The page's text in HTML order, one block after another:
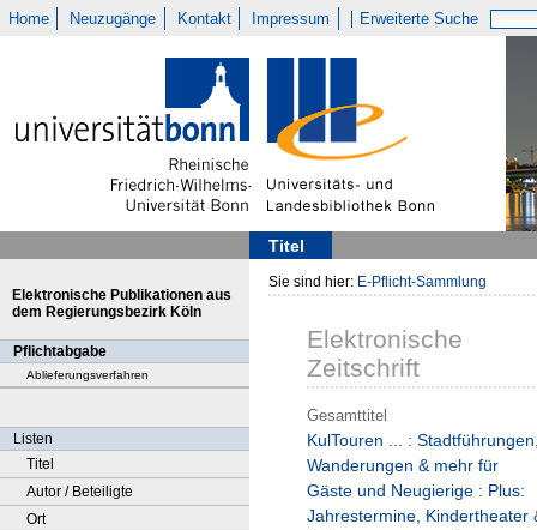
Home Neuzugänge Kontakt Impressum Erweiterte Suche
Titel
Elektronische Publikationen aus
dem Regierungsbezirk Köln
Pflichtabgabe
Ablieferungsverfahren
Listen
Titel
Autor / Beteiligte
Ort
Sie sind hier: E-Pflicht-Sammlung
Elektronische
Zeitschrift
Gesamttitel
KulTouren ... :
Wanderungen & mehr für
Gäste und Neugierige : Plus:
Jahrestermine, Kindertheater